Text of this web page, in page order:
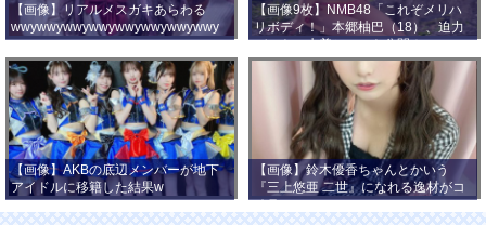
【画像】リアルメスガキあらわる
wwywwywwywwywwywwywwywwy
wwy
【画像9枚】NMB48「これぞメリハ
リボディ！」本郷柚巴（18）、迫力
バストの水着ショット公開！
【画像】AKBの底辺メンバーが地下
アイドルに移籍した結果w
【画像】鈴木優香ちゃんとかいう
『三上悠亜 二世』になれる逸材がコ
チラ